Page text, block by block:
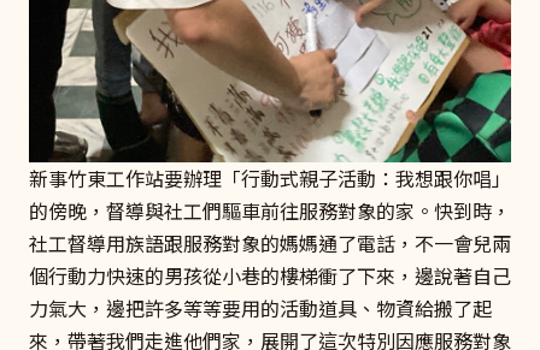
新事竹東工作站要辦理「行動式親子活動：我想跟你唱」
的傍晚，督導與社工們驅車前往服務對象的家。快到時，
社工督導用族語跟服務對象的媽媽通了電話，不一會兒兩
個行動力快速的男孩從小巷的樓梯衝了下來，邊說著自己
力氣大，邊把許多等等要用的活動道具、物資給搬了起
來，帶著我們走進他們家，展開了這次特別因應服務對象